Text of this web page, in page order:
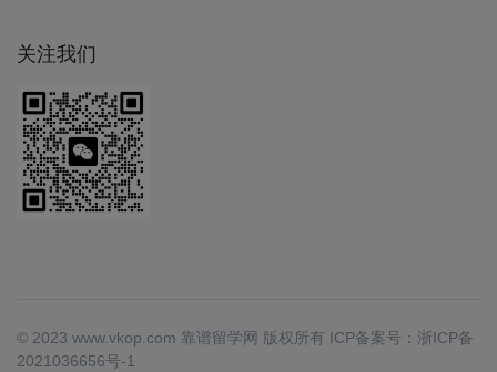
关注我们
© 2023 www.vkop.com 靠谱留学网 版权所有 ICP备案号：浙ICP备
2021036656号-1